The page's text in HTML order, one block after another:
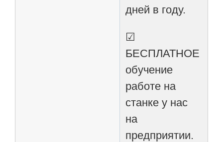
дней в году.
☑
БЕСПЛАТНОЕ
обучение
работе на
станке у нас
на
предприятии.